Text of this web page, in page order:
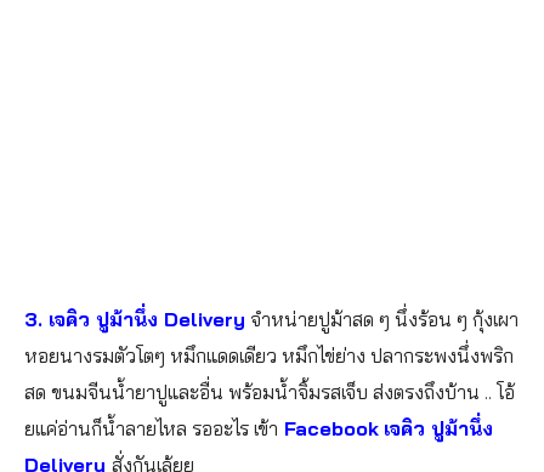
3. เจคิว ปูม้านึ่ง Delivery จำหน่ายปูม้าสด ๆ นึ่งร้อน ๆ กุ้งเผา
หอยนางรมตัวโตๆ หมึกแดดเดียว หมึกไข่ย่าง ปลากระพงนึ่งพริก
สด ขนมจีนน้ำยาปูและอื่น พร้อมน้ำจิ้มรสเจ็บ ส่งตรงถึงบ้าน .. โอ้
ยแค่อ่านก็น้ำลายไหล รออะไร เข้า Facebook เจคิว ปูม้านึ่ง
Delivery สั่งกันเล้ยย